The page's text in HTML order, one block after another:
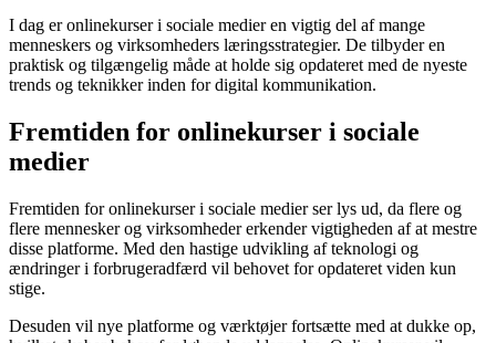
I dag er onlinekurser i sociale medier en vigtig del af mange
menneskers og virksomheders læringsstrategier. De tilbyder en
praktisk og tilgængelig måde at holde sig opdateret med de nyeste
trends og teknikker inden for digital kommunikation.
Fremtiden for onlinekurser i sociale
medier
Fremtiden for onlinekurser i sociale medier ser lys ud, da flere og
flere mennesker og virksomheder erkender vigtigheden af at mestre
disse platforme. Med den hastige udvikling af teknologi og
ændringer i forbrugeradfærd vil behovet for opdateret viden kun
stige.
Desuden vil nye platforme og værktøjer fortsætte med at dukke op,